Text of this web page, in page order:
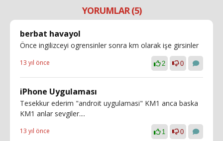
YORUMLAR (5)
berbat havayol
Önce ingilizceyi ogrensinler sonra km olarak işe girsinler
13 yıl önce 2 0
iPhone Uygulaması
Tesekkur ederim "androit uygulamasi" KM1 anca baska
KM1 anlar sevgiler....
13 yıl önce 1 0